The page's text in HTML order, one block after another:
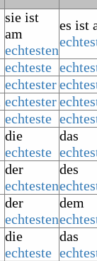
sie ist
am
echtesten
es ist
echteste
echtester
echtester
echteste
die
echteste
das
der
echtesten
des
der
echtesten
dem
die
echteste
das